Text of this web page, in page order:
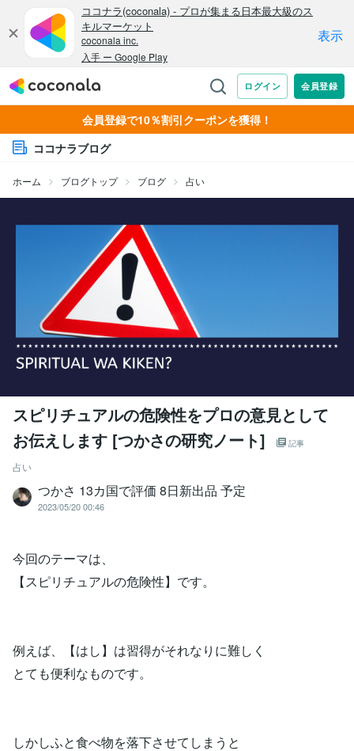
会員登録で10％割引クーポンを獲得！
ココナラブログ
ホーム ブログトップ ブログ 占い
スピリチュアルの危険性をプロの意見として
お伝えします [つかさの研究ノート]
記事
占い
つかさ 13カ国で評価 8日新出品 予定
2023/05/20 00:46
今回のテーマは、
【スピリチュアルの危険性】です。
例えば、【はし】は習得がそれなりに難しく
とても便利なものです。
しかしふと食べ物を落下させてしまうと